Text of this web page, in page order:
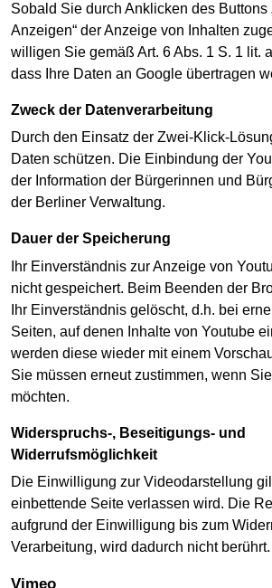
Sobald Sie durch Anklicken des Buttons
Anzeigen“ der Anzeige von Inhalten
willigen Sie gemäß Art. 6 Abs. 1 S. 1 lit.
dass Ihre Daten an Google übertragen
Zweck der Datenverarbeitung
Durch den Einsatz der Zwei-Klick-
Daten schützen. Die Einbindung der
der Information der Bürgerinnen und
der Berliner Verwaltung.
Dauer der Speicherung
Ihr Einverständnis zur Anzeige von
nicht gespeichert. Beim Beenden der
Ihr Einverständnis gelöscht, d.h. bei
Seiten, auf denen Inhalte von Youtube
werden diese wieder mit einem
Sie müssen erneut zustimmen, wenn
möchten.
Widerspruchs-, Beseitigungs- und
Widerrufsmöglichkeit
Die Einwilligung zur Videodarstellung
einbettende Seite verlassen wird. Die
aufgrund der Einwilligung bis zum
Verarbeitung, wird dadurch nicht berührt.
Vimeo